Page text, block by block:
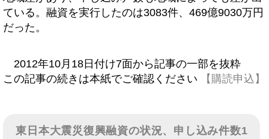
ている。融資を実行したのは3083件、469億9030万円
だった。
2012年10月18日付け7面から記事の一部を抜粋
この記事の続きは本紙でご確認ください
【購読申込】
東日本大震災復興融資の状況、申し込み件数1